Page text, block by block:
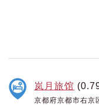
岚月旅馆
京都府京都市右京